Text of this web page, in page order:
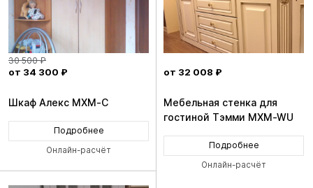
30 500 ₽
от 34 300 ₽
Шкаф Алекс MXM-C
Подробнее
Онлайн-расчёт
от 32 008 ₽
Мебельная стенка для
гостиной Тэмми MXM-WU
Подробнее
Онлайн-расчёт